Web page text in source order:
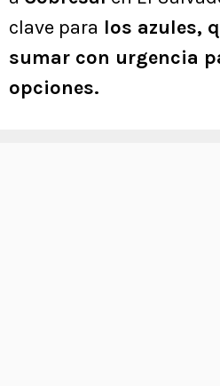
clave para los azules,
sumar con urgencia
opciones.